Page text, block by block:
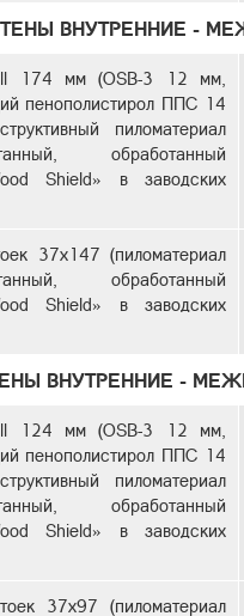
ВНУТРЕННИЕ -
174 мм (OSB-3 12 мм,
пенополистирол ППС 14
пиломатериал
обработанный
Shield» в заводских
37х147 (пиломатериал
обработанный
Shield» в заводских
ВНУТРЕННИЕ -
124 мм (OSB-3 12 мм,
пенополистирол ППС 14
пиломатериал
обработанный
Shield» в заводских
37х97 (пиломатериал